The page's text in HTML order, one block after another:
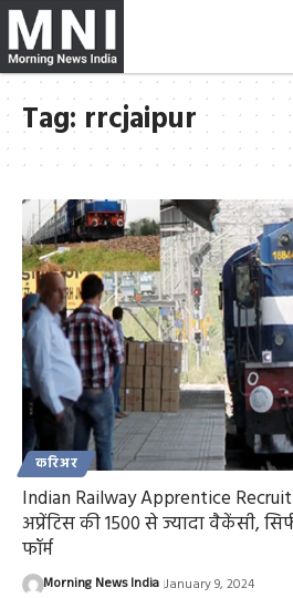
Tag: rrcjaipur
करिअर
Indian Railway Apprentice
अप्रेंटिस की 1500 से ज्यादा वैकेंसी,
फॉर्म
Morning News India January 9, 2024